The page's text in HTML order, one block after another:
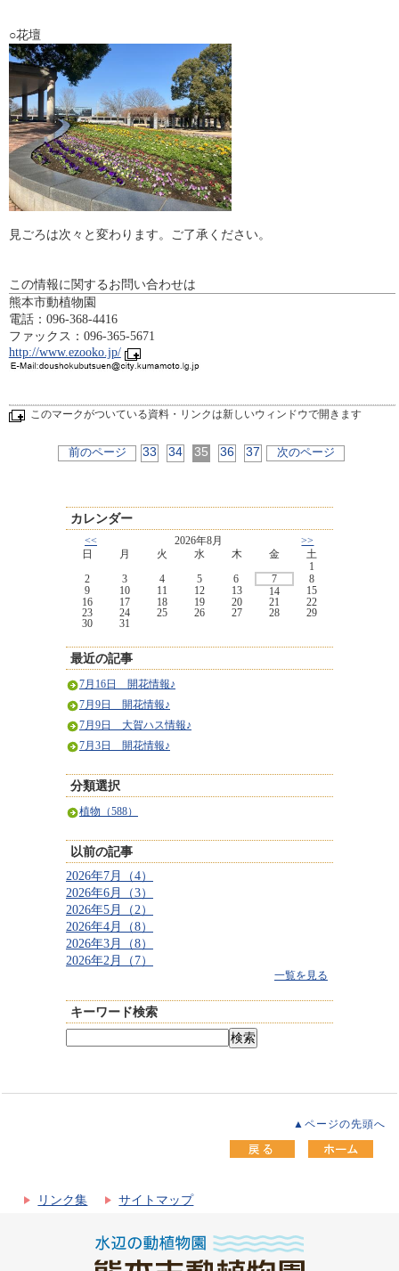
○花壇
見ごろは次々と変わります。ご了承ください。
この情報に関するお問い合わせは
熊本市動植物園
電話：096-368-4416
ファックス：096-365-5671
http://www.ezooko.jp/
このマークがついている資料・リンクは新しいウィンドウで開きます
前のページ 33 34 35 36 37 次のページ
カレンダー
<< 2026年8月
>>
日
月 火 水 木 金
土
1
2
3 4 5 6 7
8
9
10 11 12 13 14
15
16
17 18 19 20 21
22
23
24 25 26 27 28
29
30
31
最近の記事
7月16日 開花情報♪
7月9日 開花情報♪
7月9日 大賀ハス情報♪
7月3日 開花情報♪
分類選択
植物（588）
以前の記事
2026年7月（4）
2026年6月（3）
2026年5月（2）
2026年4月（8）
2026年3月（8）
2026年2月（7）
一覧を見る
キーワード検索
▲ページの先頭へ
リンク集 サイトマップ